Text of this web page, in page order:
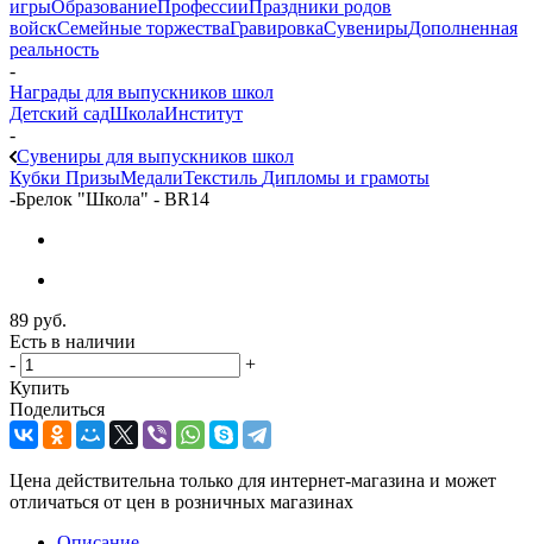
игрыОбразованиеПрофессииПраздники родов
войскСемейные торжестваГравировкаСувенирыДополненная
реальность
-
Награды для выпускников школ
Детский садШколаИнститут
-
Сувениры для выпускников школ
Кубки ПризыМедалиТекстиль Дипломы и грамоты
-Брелок "Школа" - BR14
89 руб.
Есть в наличии
-
+
Купить
Поделиться
Цена действительна только для интернет-магазина и может
отличаться от цен в розничных магазинах